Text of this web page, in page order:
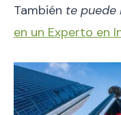
También te puede
en un Experto en